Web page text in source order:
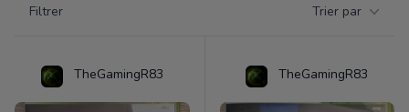
Filtrer Trier par
TheGamingR83 TheGamingR83